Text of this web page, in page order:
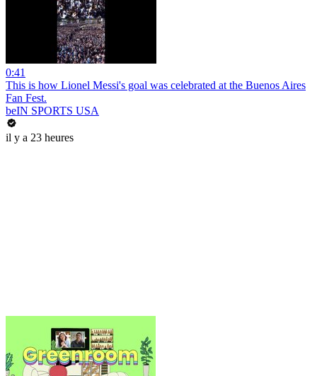
0:41
This is how Lionel Messi's goal was celebrated at the Buenos Aires
Fan Fest.
beIN SPORTS USA
il y a 23 heures